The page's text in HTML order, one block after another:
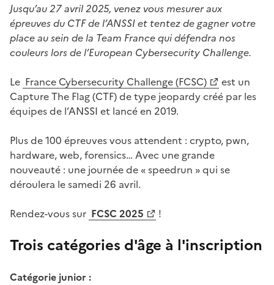
Jusqu’au 27 avril 2025, venez vous mesurer aux
épreuves du CTF de l’ANSSI et tentez de gagner votre
place au sein de la Team France qui défendra nos
couleurs lors de l’European Cybersecurity Challenge.
Le
(Ouvre une nouvelle fenêtre)
France Cybersecurity Challenge (FCSC)
est un
Capture The Flag (CTF) de type jeopardy créé par les
équipes de l’ANSSI et lancé en 2019.
Plus de 100 épreuves vous attendent : crypto, pwn,
hardware, web, forensics… Avec une grande
nouveauté : une journée de « speedrun » qui se
déroulera le samedi 26 avril.
Rendez-vous sur FCSC 2025 !
Trois catégories d'âge à l'inscription
Catégorie junior :